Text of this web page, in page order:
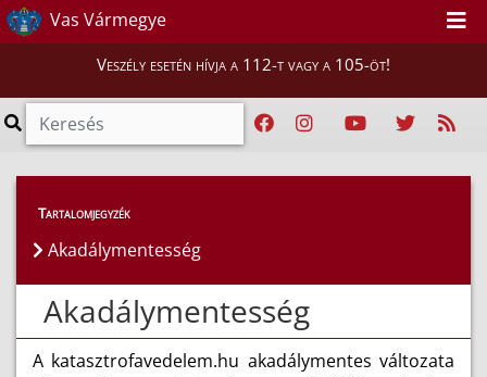
Vas Vármegye
Veszély esetén hívja a 112-t vagy a 105-öt!
Tartalomjegyzék
Akadálymentesség
Akadálymentesség
A katasztrofavedelem.hu akadálymentes változata